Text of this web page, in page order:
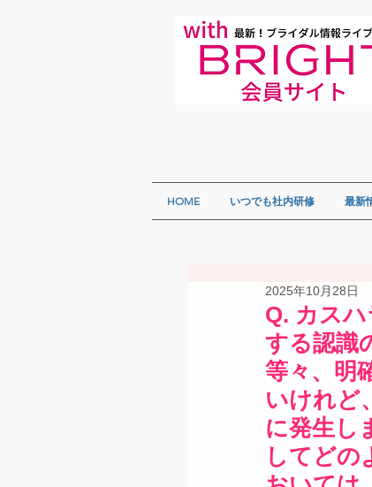
HOME いつでも社内研修 最新
Q. カス
する認識
等々、明
いけれど
に発生し
してどの
2025年10月28日